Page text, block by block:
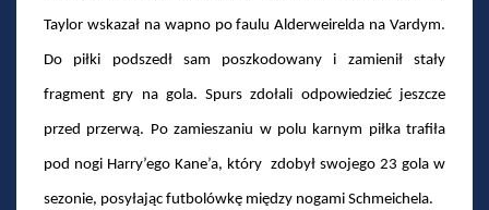
Taylor wskazał na wapno po faulu Alderweirelda na Vardym.
Do piłki podszedł sam poszkodowany i zamienił stały
fragment gry na gola. Spurs zdołali odpowiedzieć jeszcze
przed przerwą. Po zamieszaniu w polu karnym piłka trafiła
pod nogi Harry’ego Kane’a, który zdobył swojego 23 gola w
sezonie, posyłając futbolówkę między nogami Schmeichela.